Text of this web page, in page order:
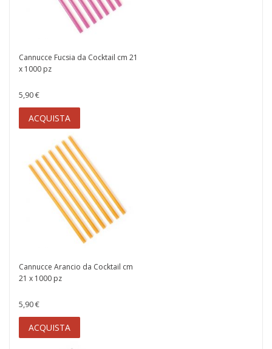
Cannucce Fucsia da Cocktail cm 21
x 1000 pz
5,90 €
ACQUISTA
Cannucce Arancio da Cocktail cm
21 x 1000 pz
5,90 €
ACQUISTA